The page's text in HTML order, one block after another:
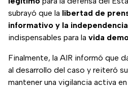
subrayó que la libertad de
informativo y la
indispensables para la vida
Finalmente, la AIR informó que
al desarrollo del caso y reiteró
mantener una vigilancia activa